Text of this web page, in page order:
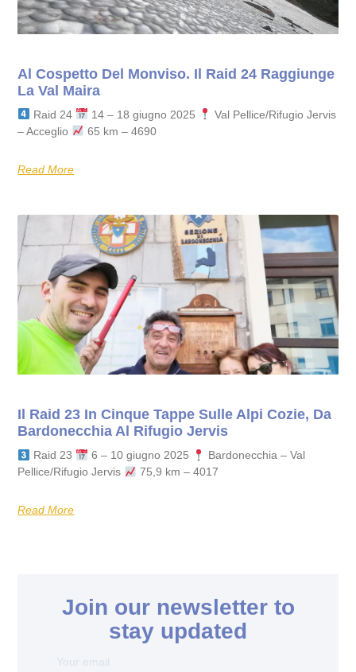
Al Cospetto Del Monviso. Il Raid 24 Raggiunge
La Val Maira
Raid 24 14 – 18 giugno 2025
Val Pellice/Rifugio Jervis
– Acceglio
65 km – 4690
Read More
Il Raid 23 In Cinque Tappe Sulle Alpi Cozie, Da
Bardonecchia Al Rifugio Jervis
Raid 23 6 – 10 giugno 2025
Bardonecchia – Val
Pellice/Rifugio Jervis
75,9 km – 4017
Read More
Join our newsletter to
stay updated